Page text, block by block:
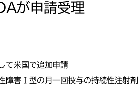
が申請受理
て米国で追加申請
障害Ⅰ型の月一回投与の持続性注射